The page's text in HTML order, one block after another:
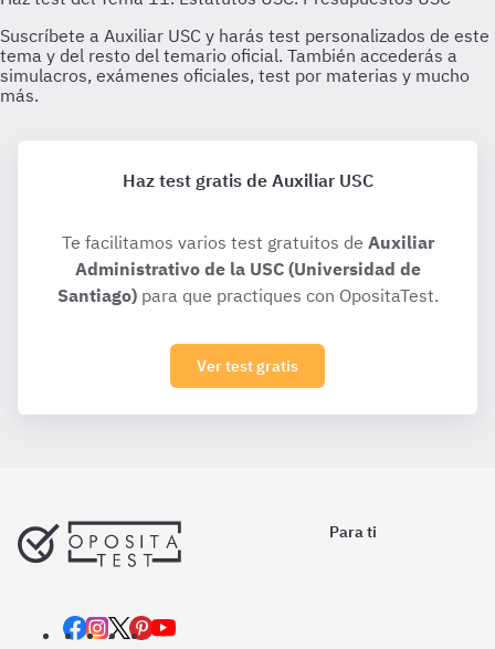
Haz test gratis de Auxiliar USC
Te facilitamos varios test gratuitos de Auxiliar
Administrativo de la USC (Universidad de
Santiago)para que practiques con OpositaTest.
Ver test gratis
Para ti